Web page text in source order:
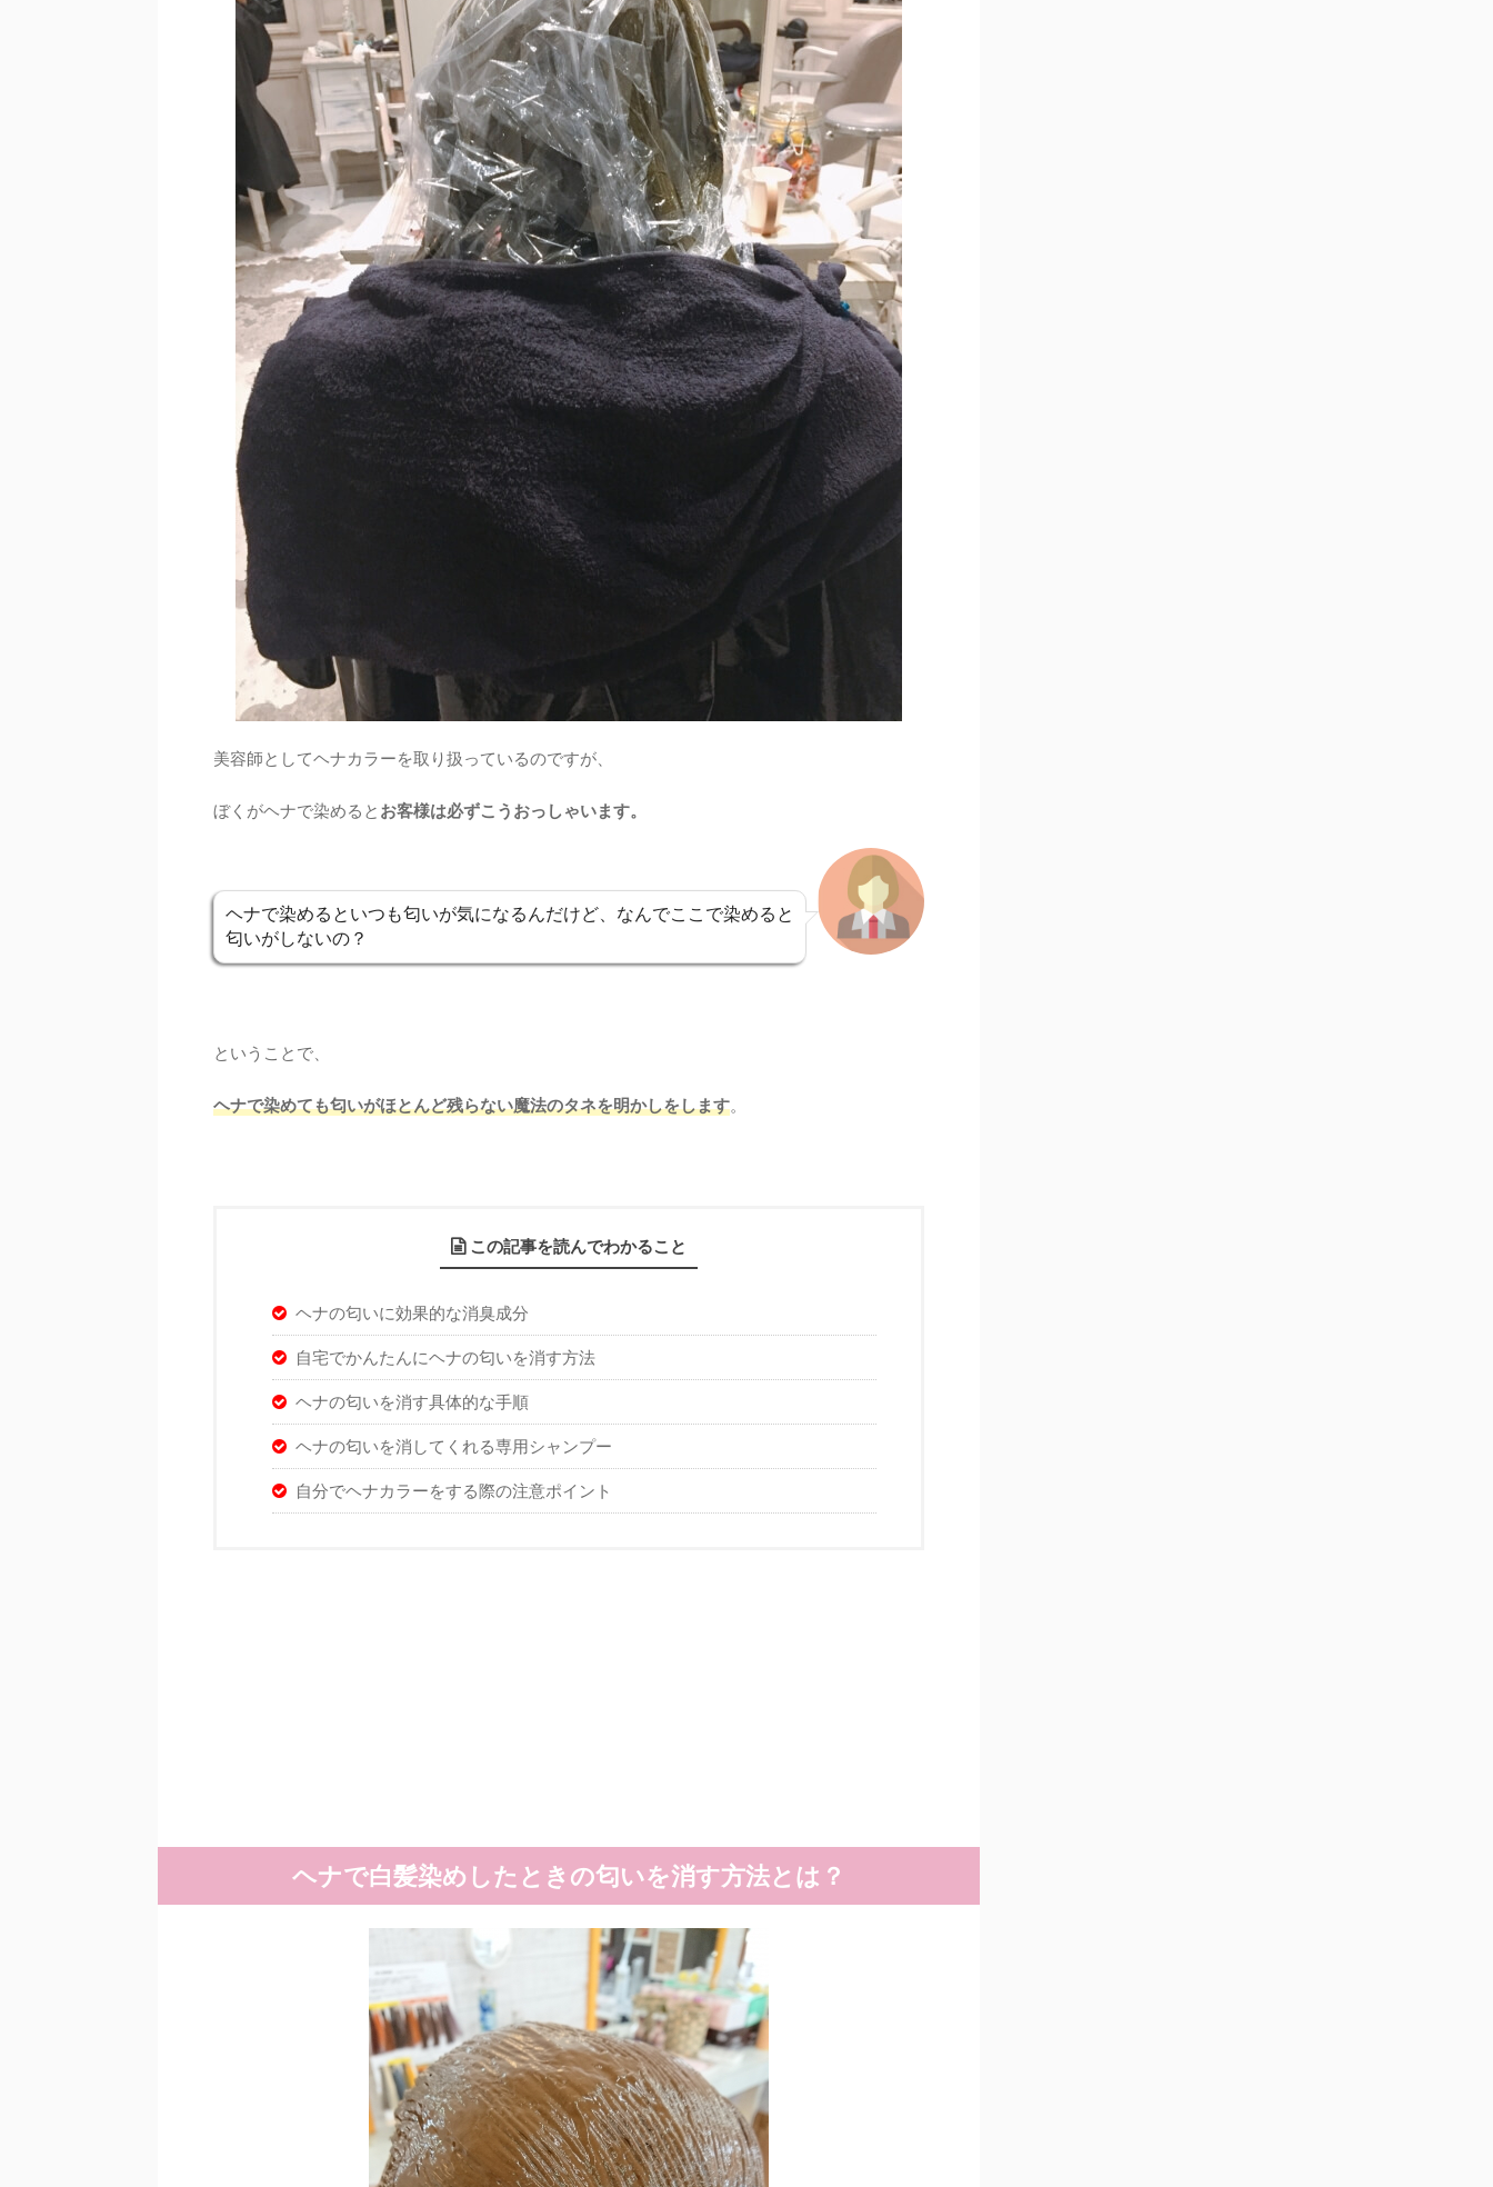
美容師としてヘナカラーを取り扱っているのですが、
ぼくがヘナで染めると お客様は必ずこうおっしゃいます。
ヘナで染めるといつも匂いが気になるんだけど、なんでここで染めると
匂いがしないの？
ということで、
ヘナで染めても匂いがほとんど残らない魔法のタネを明かしをします。
この記事を読んでわかること
ヘナの匂いに効果的な消臭成分
自宅でかんたんにヘナの匂いを消す方法
ヘナの匂いを消す具体的な手順
ヘナの匂いを消してくれる専用シャンプー
自分でヘナカラーをする際の注意ポイント
ヘナで白髪染めしたときの匂いを消す方法とは？